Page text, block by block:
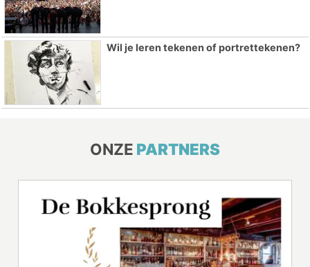
Wil je leren tekenen of portrettekenen?
ONZE PARTNERS